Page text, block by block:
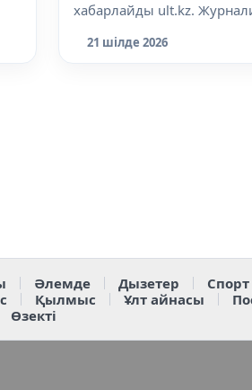
хабарлайды ult.kz.
21 шілде 2026
Әлемде Дызетер Спорт
Қылмыс Ұлт айнасы
Өзекті